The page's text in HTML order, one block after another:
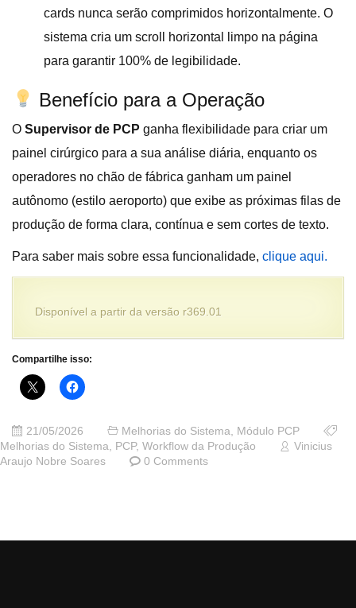
cards nunca serão comprimidos horizontalmente. O
sistema cria um scroll horizontal limpo na página
para garantir 100% de legibilidade.
Benefício para a Operação
O Supervisor de PCP ganha flexibilidade para criar um
painel cirúrgico para a sua análise diária, enquanto os
operadores no chão de fábrica ganham um painel
autônomo (estilo aeroporto) que exibe as próximas filas de
produção de forma clara, contínua e sem cortes de texto.
Para saber mais sobre essa funcionalidade, clique aqui.
Disponível a partir da versão r369.01
Compartilhe isso:
21/05/2026 Melhorias do Sistema, Módulo PCP
Melhorias do Sistema, PCP, Workflow da Produção
Vinicius
Araujo Nobre Soares
0 Comments